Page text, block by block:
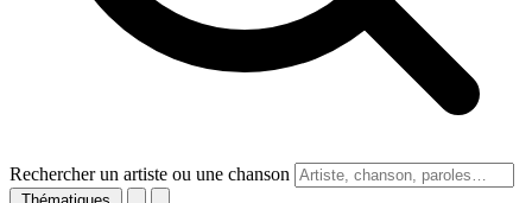
Rechercher un artiste ou une chanson